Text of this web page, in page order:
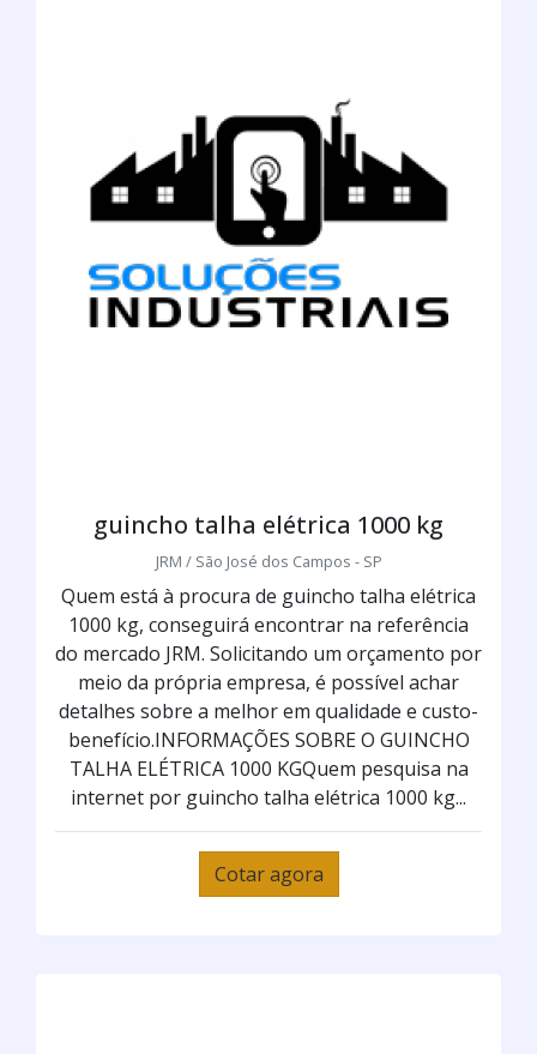
guincho talha elétrica 1000 kg
JRM / São José dos Campos - SP
Quem está à procura de guincho talha elétrica
1000 kg, conseguirá encontrar na referência
do mercado JRM. Solicitando um orçamento por
meio da própria empresa, é possível achar
detalhes sobre a melhor em qualidade e custo-
benefício.INFORMAÇÕES SOBRE O GUINCHO
TALHA ELÉTRICA 1000 KGQuem pesquisa na
internet por guincho talha elétrica 1000 kg...
Cotar agora